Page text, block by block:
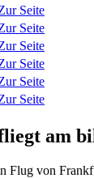
Seite
Seite
Seite
Seite
Seite
Seite
am
Flug von